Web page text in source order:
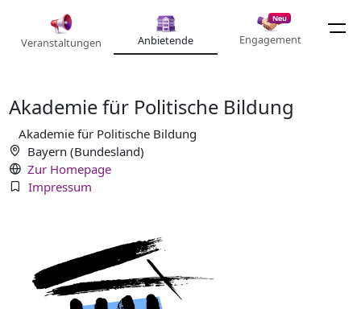
Veranstaltungen Anbietende
Neu
Engagement
Akademie für Politische Bildung
Akademie für Politische Bildung
Bayern (Bundesland)
Zur Homepage
Impressum